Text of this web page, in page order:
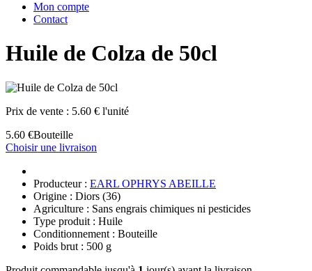
Mon compte
Contact
Huile de Colza de 50cl
Prix de vente : 5.60 € l'unité
5.60 €Bouteille
Choisir une livraison
Producteur : EARL OPHRYS ABEILLE
Origine : Diors (36)
Agriculture : Sans engrais chimiques ni pesticides
Type produit : Huile
Conditionnement : Bouteille
Poids brut : 500 g